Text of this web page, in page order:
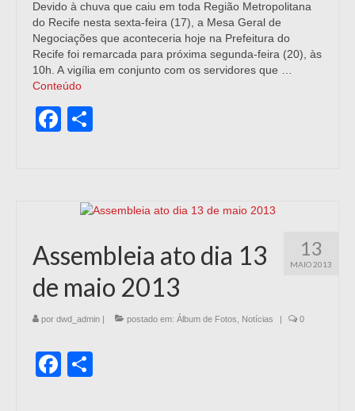
Devido à chuva que caiu em toda Região Metropolitana
do Recife nesta sexta-feira (17), a Mesa Geral de
Negociações que aconteceria hoje na Prefeitura do
Recife foi remarcada para próxima segunda-feira (20), às
10h. A vigília em conjunto com os servidores que …
Conteúdo
Facebook
13
MAIO 2013
Assembleia ato dia 13
de maio 2013
por dwd_admin | postado em: Álbum de Fotos Notícias | 0
Facebook